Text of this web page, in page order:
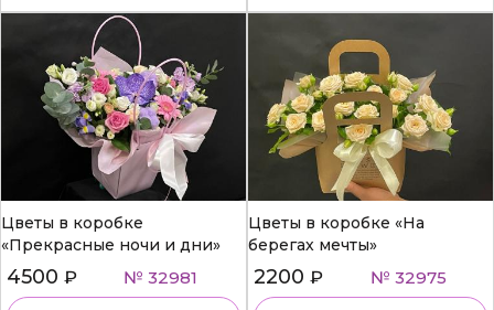
Цветы в коробке
«Прекрасные ночи и дни»
4500 ₽ № 32981
Цветы в коробке «На
берегах мечты»
2200 ₽ № 32975